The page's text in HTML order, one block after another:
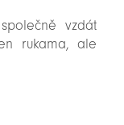
vzdát
rukama, ale